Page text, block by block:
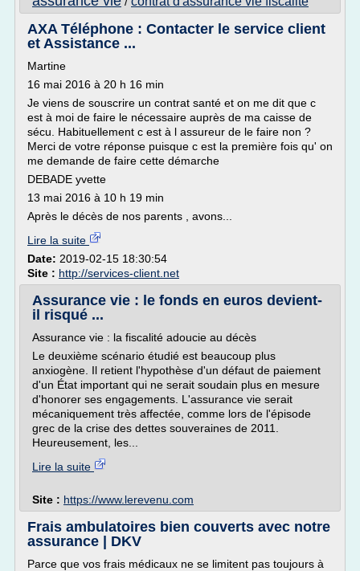
AXA Téléphone : Contacter le service client
et Assistance ...
Martine
16 mai 2016 à 20 h 16 min
Je viens de souscrire un contrat santé et on me dit que c
est à moi de faire le nécessaire auprès de ma caisse de
sécu. Habituellement c est à l assureur de le faire non ?
Merci de votre réponse puisque c est la première fois qu' on
me demande de faire cette démarche
DEBADE yvette
13 mai 2016 à 10 h 19 min
Après le décès de nos parents , avons...
Lire la suite
Date: 2019-02-15 18:30:54
Site : http://services-client.net
Assurance vie : le fonds en euros devient-
il risqué ...
Assurance vie : la fiscalité adoucie au décès
Le deuxième scénario étudié est beaucoup plus
anxiogène. Il retient l'hypothèse d'un défaut de paiement
d'un État important qui ne serait soudain plus en mesure
d'honorer ses engagements. L'assurance vie serait
mécaniquement très affectée, comme lors de l'épisode
grec de la crise des dettes souveraines de 2011.
Heureusement, les...
Lire la suite
Site : https://www.lerevenu.com
Frais ambulatoires bien couverts avec notre
assurance | DKV
Parce que vos frais médicaux ne se limitent pas toujours à